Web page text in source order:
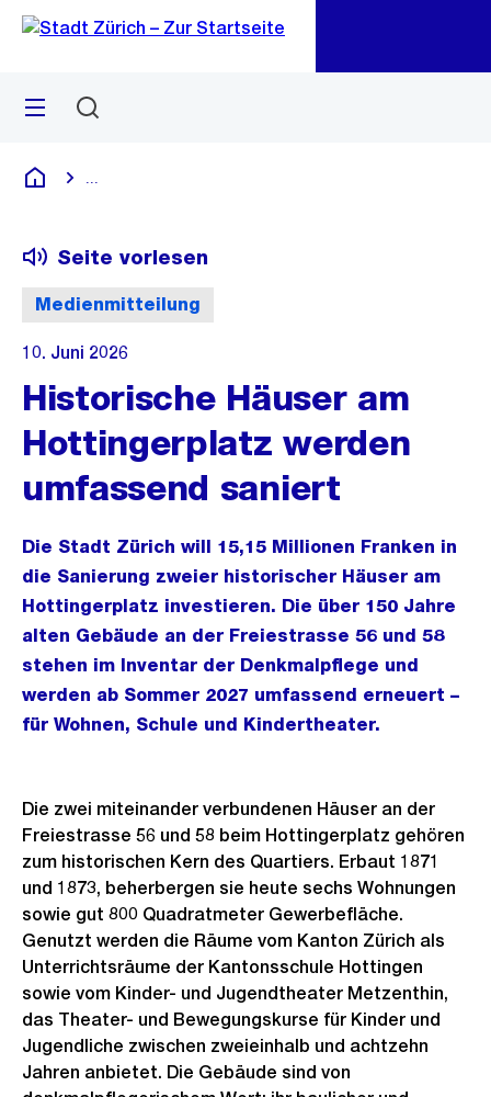
Navigation
Sprunglink
Menü
Deutsch
Medienmitteilung
Seite vorlesen
10. Juni 2026
Historische Häuser am
Hottingerplatz werden
umfassend saniert
Die Stadt Zürich will 15,15 Millionen Franken in
die Sanierung zweier historischer Häuser am
Hottingerplatz investieren. Die über 150 Jahre
alten Gebäude an der Freiestrasse 56 und 58
stehen im Inventar der Denkmalpflege und
werden ab Sommer 2027 umfassend erneuert –
für Wohnen, Schule und Kindertheater.
Die zwei miteinander verbundenen Häuser an der
Freiestrasse 56 und 58 beim Hottingerplatz gehören
zum historischen Kern des Quartiers. Erbaut 1871
und 1873, beherbergen sie heute sechs Wohnungen
sowie gut 800 Quadratmeter Gewerbefläche.
Genutzt werden die Räume vom Kanton Zürich als
Unterrichtsräume der Kantonsschule Hottingen
sowie vom Kinder- und Jugendtheater Metzenthin,
das Theater- und Bewegungskurse für Kinder und
Jugendliche zwischen zweieinhalb und achtzehn
Jahren anbietet. Die Gebäude sind von